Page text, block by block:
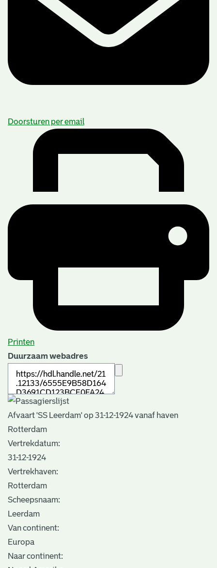
Doorsturen per email
Printen
Duurzaam webadres
Afvaart 'SS Leerdam' op 31-12-1924 vanaf haven
Rotterdam
Vertrekdatum:
31-12-1924
Vertrekhaven:
Rotterdam
Scheepsnaam:
Leerdam
Van continent:
Europa
Naar continent: